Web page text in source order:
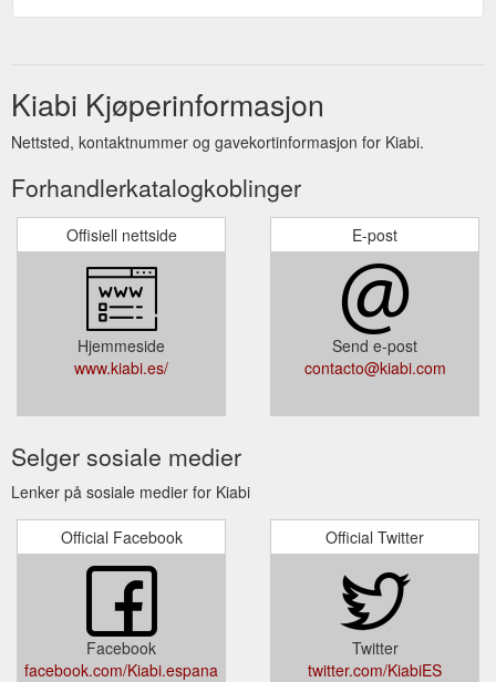
Kiabi Kjøperinformasjon
Nettsted, kontaktnummer og gavekortinformasjon for Kiabi.
Forhandlerkatalogkoblinger
Offisiell nettside
Hjemmeside
www.kiabi.es/
E-post
Send e-post
contacto@kiabi.com
Selger sosiale medier
Lenker på sosiale medier for Kiabi
Official Facebook
Facebook
facebook.com/Kiabi.espana
Official Twitter
Twitter
twitter.com/KiabiES